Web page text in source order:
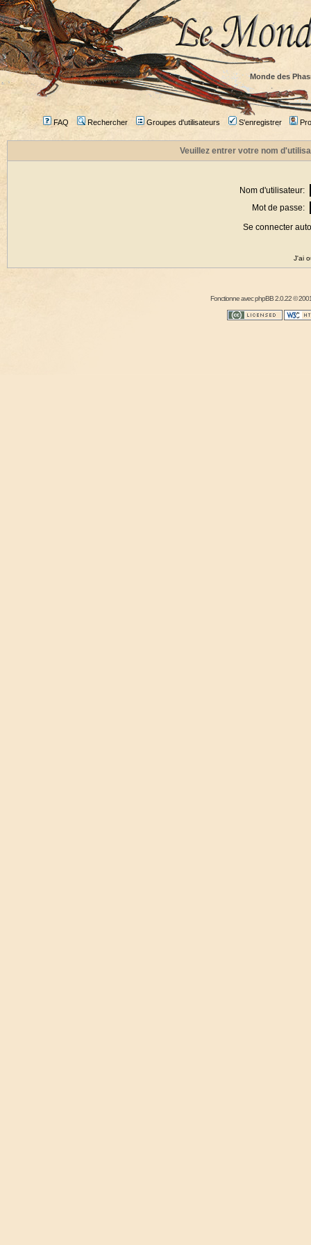
Monde des
FAQ Rechercher Groupes d'utilisateurs S'enregistrer
Veuillez entrer votre nom
Nom d'utilisateur:
Mot de passe:
Se connecter
J'ai
Fonctionne avecphpBB2.0.22 ©